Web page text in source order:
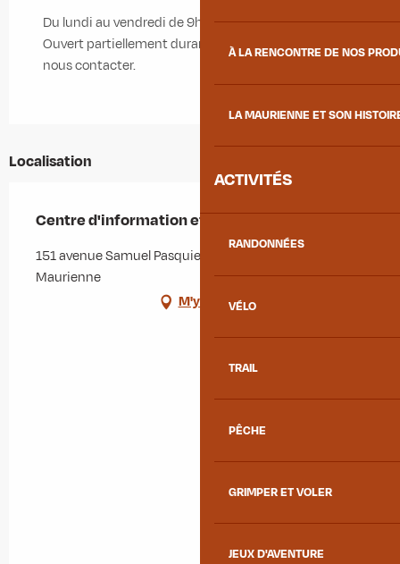
À LA RENCONTRE DE NOS
LA MAURIENNE ET SON
ACTIVITÉS
RANDONNÉES
VÉLO
TRAIL
PÊCHE
GRIMPER ET VOLER
JEUX D'AVENTURE
Du lundi au vendredi de 9h à 17h en période scolaire.
Ouvert partiellement durant les vacances scolaires,
nous contacter.
Localisation
Centre d'information et d'orientation - CIO
151 avenue Samuel Pasquier, 73300 Saint-Jean-de-
Maurienne
M'y rendre